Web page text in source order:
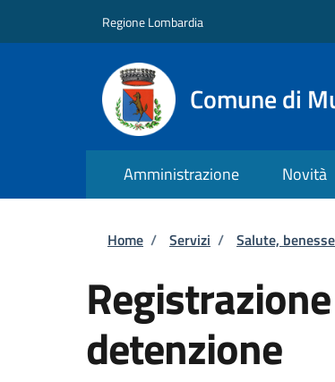
Regione Lombardia
Comune di
Amministrazione Novità
Briciole di
Home / Servizi / Salute,
detenzione